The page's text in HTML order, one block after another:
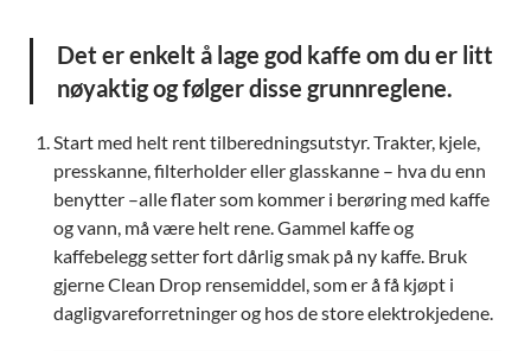
Det er enkelt å lage god kaffe om du er litt
nøyaktig og følger disse grunnreglene.
Start med helt rent tilberedningsutstyr. Trakter, kjele,
presskanne, filterholder eller glasskanne – hva du enn
benytter –alle flater som kommer i berøring med kaffe
og vann, må være helt rene. Gammel kaffe og
kaffebelegg setter fort dårlig smak på ny kaffe. Bruk
gjerne Clean Drop rensemiddel, som er å få kjøpt i
dagligvareforretninger og hos de store elektrokjedene.